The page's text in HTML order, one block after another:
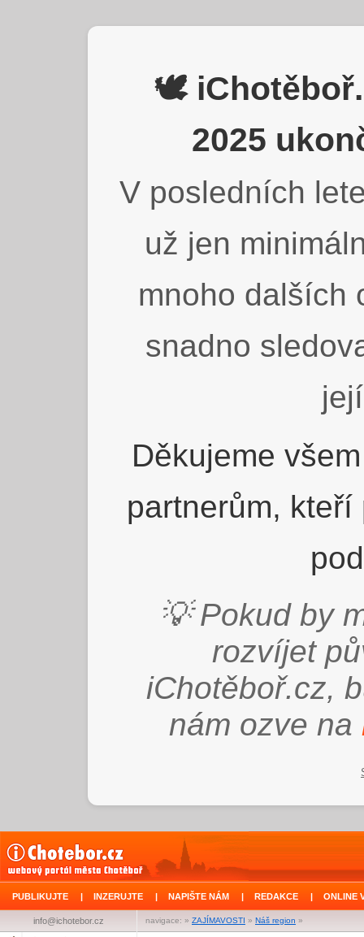
🕊️
2025
V posledních
už jen
mnoho dalších
snadno
Děkujeme
partnerům,
💡 Pokud by
rozvíjet
iChotěboř.cz,
nám ozve na
PUBLIKUJTE | INZERUJTE | NAPIŠTE NÁM | REDAKCE | ONLINE
navigace: » ZAJÍMAVOSTI » Náš region »
info@ichotebor.cz